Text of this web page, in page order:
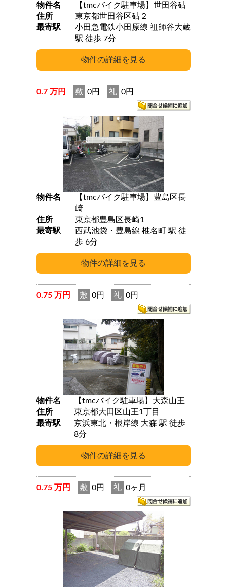
物件名
【tmcバイク駐車場】世田谷砧
住所
東京都世田谷区砧２
最寄駅
小田急電鉄小田原線 祖師谷大蔵
駅 徒歩 7分
0.7 万円 敷 0円 礼 0円
物件名
【tmcバイク駐車場】豊島区長
崎
住所
東京都豊島区長崎1
最寄駅
西武池袋・豊島線 椎名町 駅 徒
歩 6分
0.75 万円 敷 0円 礼 0円
物件名
【tmcバイク駐車場】大森山王
住所
東京都大田区山王1丁目
最寄駅
京浜東北・根岸線 大森 駅 徒歩
8分
0.75 万円 敷 0円 礼 0ヶ月